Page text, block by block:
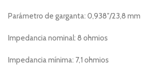
Parámetro de garganta: 0,938″/23,8 mm
Impedancia nominal: 8 ohmios
Impedancia mínima: 7,1 ohmios